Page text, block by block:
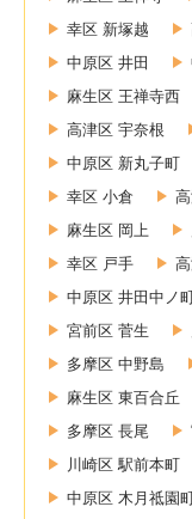
幸区 新塚越
中原区 井田
麻生区 王禅寺西
高津区 宇奈根
中原区 新丸子町
幸区 小倉
麻生区 岡上
幸区 戸手
中原区 井田中ノ
宮前区 菅生
多摩区 中野島
麻生区 東百合丘
多摩区 長尾
川崎区 駅前本町
中原区 木月祗園